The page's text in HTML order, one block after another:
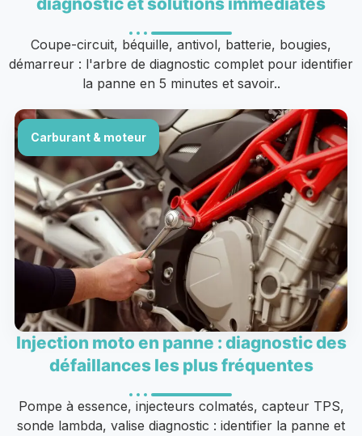
Coupe-circuit, béquille, antivol, batterie, bougies,
démarreur : l'arbre de diagnostic complet pour identifier
la panne en 5 minutes et savoir..
Carburant & moteur
Injection moto en panne : diagnostic des
défaillances les plus fréquentes
Pompe à essence, injecteurs colmatés, capteur TPS,
sonde lambda, valise diagnostic : identifier la panne et